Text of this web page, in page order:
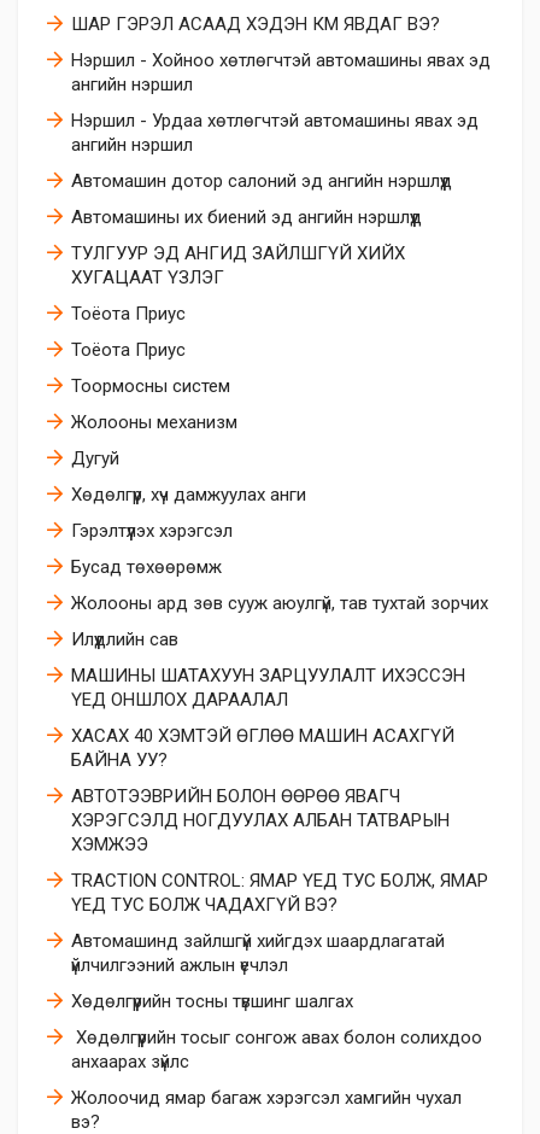
ШАР ГЭРЭЛ АСААД ХЭДЭН КМ ЯВДАГ ВЭ?
Нэршил - Хойноо хөтлөгчтэй автомашины явах эд
ангийн нэршил
Нэршил - Урдаа хөтлөгчтэй автомашины явах эд
ангийн нэршил
Автомашин дотор салоний эд ангийн нэршлүүд
Автомашины их биений эд ангийн нэршлүүд
ТУЛГУУР ЭД АНГИД ЗАЙЛШГҮЙ ХИЙХ
ХУГАЦААТ ҮЗЛЭГ
Тоёота Приус
Тоёота Приус
Тоормосны систем
Жолооны механизм
Дугуй
​Хөдөлгүүр, хүч дамжуулах анги
​Гэрэлтүүлэх хэрэгсэл
Бусад төхөөрөмж
Жолооны ард зөв сууж аюулгүй, тав тухтай зорчих
Илүүдлийн сав
МАШИНЫ ШАТАХУУН ЗАРЦУУЛАЛТ ИХЭССЭН
ҮЕД ОНШЛОХ ДАРААЛАЛ
ХАСАХ 40 ХЭМТЭЙ ӨГЛӨӨ МАШИН АСАХГҮЙ
БАЙНА УУ?
АВТОТЭЭВРИЙН БОЛОН ӨӨРӨӨ ЯВАГЧ
ХЭРЭГСЭЛД НОГДУУЛАХ АЛБАН ТАТВАРЫН
ХЭМЖЭЭ
TRACTION CONTROL: ЯМАР ҮЕД ТУС БОЛЖ, ЯМАР
ҮЕД ТУС БОЛЖ ЧАДАХГҮЙ ВЭ?
Автомашинд зайлшгүй хийгдэх шаардлагатай
үйлчилгээний ажлын үечлэл
Хөдөлгүүрийн тосны түвшинг шалгах
​ Хөдөлгүүрийн тосыг сонгож авах болон солихдоо
анхаарах зүйлс
​Жолоочид ямар багаж хэрэгсэл хамгийн чухал
вэ?